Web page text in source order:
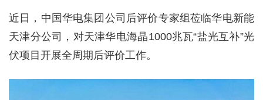
近日，中国华电集团公司后评价专家组莅临华电新能
天津分公司，对天津华电海晶1000兆瓦“盐光互补”光
伏项目开展全周期后评价工作。